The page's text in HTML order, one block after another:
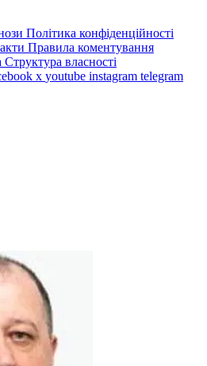
Політика конфіденційності
Правила коментування
Структура власності
x youtube instagram telegram